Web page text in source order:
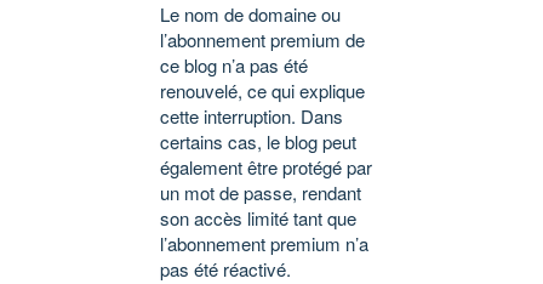
Le nom de domaine ou
l’abonnement premium de
ce blog n’a pas été
renouvelé, ce qui explique
cette interruption. Dans
certains cas, le blog peut
également être protégé par
un mot de passe, rendant
son accès limité tant que
l’abonnement premium n’a
pas été réactivé.